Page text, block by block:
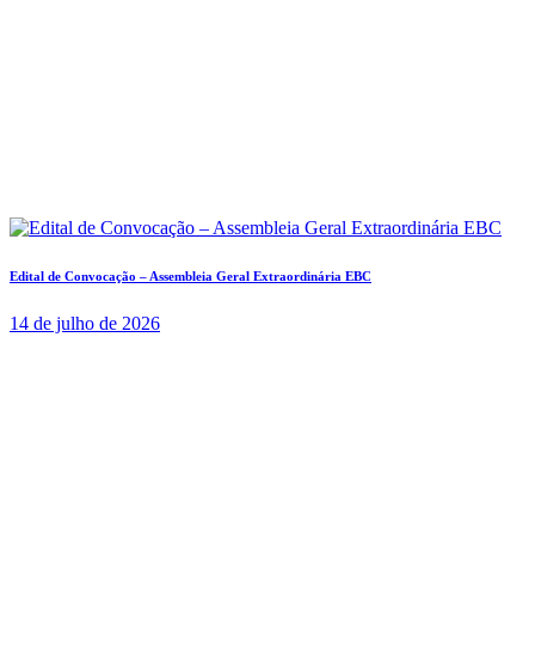
Edital de Convocação – Assembleia Geral Extraordinária EBC
14 de julho de 2026